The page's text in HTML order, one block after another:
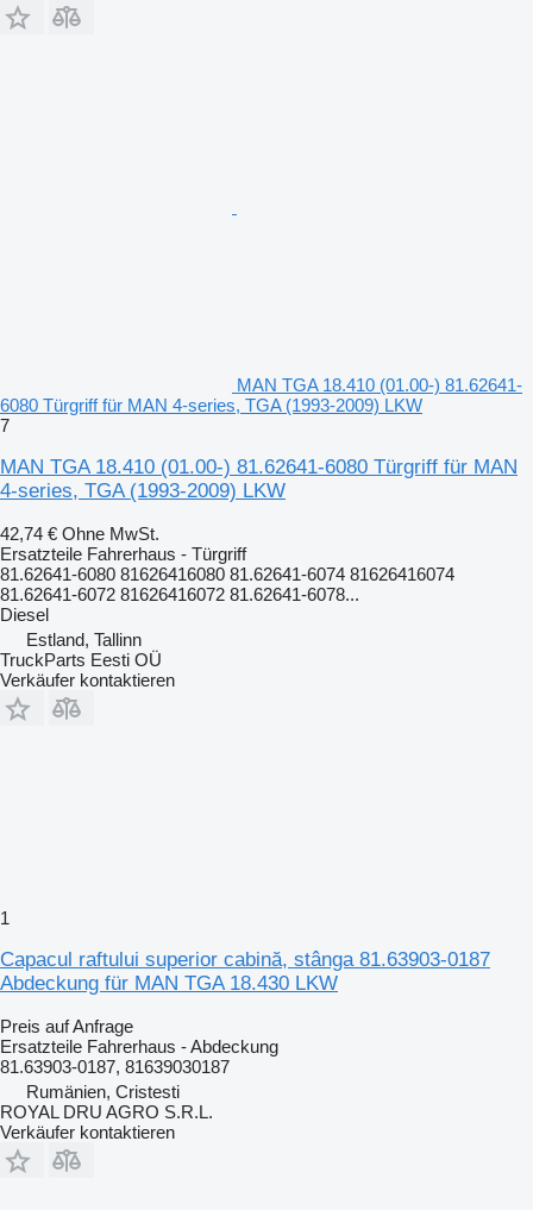
MAN TGA 18.410 (01.00-) 81.62641-
6080 Türgriff für MAN 4-series, TGA (1993-2009) LKW
7
MAN TGA 18.410 (01.00-) 81.62641-6080 Türgriff für MAN
4-series, TGA (1993-2009) LKW
42,74 € Ohne MwSt.
Ersatzteile Fahrerhaus - Türgriff
81.62641-6080 81626416080 81.62641-6074 81626416074
81.62641-6072 81626416072 81.62641-6078...
Diesel
Estland, Tallinn
TruckParts Eesti OÜ
Verkäufer kontaktieren
1
Capacul raftului superior cabină, stânga 81.63903-0187
Abdeckung für MAN TGA 18.430 LKW
Preis auf Anfrage
Ersatzteile Fahrerhaus - Abdeckung
81.63903-0187, 81639030187
Rumänien, Cristesti
ROYAL DRU AGRO S.R.L.
Verkäufer kontaktieren